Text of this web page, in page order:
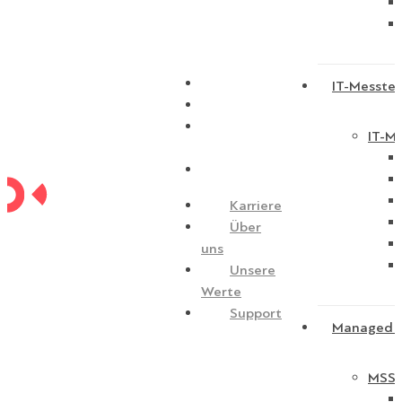
Karriere
Über
uns
Unsere
Werte
Support
IT-
IT-
Managed